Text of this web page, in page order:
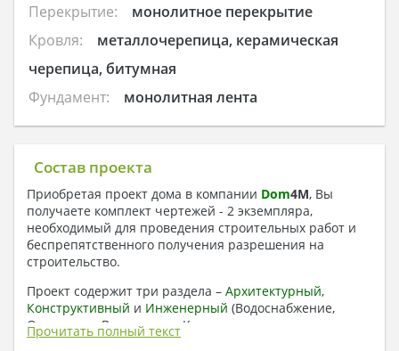
Перекрытие:
монолитное перекрытие
Кровля:
металлочерепица, керамическая
черепица, битумная
Фундамент:
монолитная лента
Состав проекта
Приобретая проект дома в компании Dom4M, Вы
получаете комплект чертежей - 2 экземпляра,
необходимый для проведения строительных работ и
беспрепятственного получения разрешения на
строительство.
Проект содержит три раздела – Архитектурный,
Конструктивный и Инженерный (Водоснабжение,
Отопление, Вентиляция, Канализация,
Электроснабжение)
Прочитать полный текст